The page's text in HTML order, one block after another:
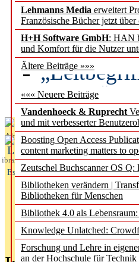
Lehmanns Media erweitert
Französische Bücher jetzt
H+H Software GmbH: HAN
und Komfort für die Nutzer
Ältere Beiträge »»»
««« Neuere Beiträge
Vandenhoeck & Ruprecht
und mit verbesserter
Boosting Open Access
content marketing matters to
Zeutschel Buchscanner OS
Bibliotheken verändern |
Bibliotheken für Menschen
Bibliothek 4.0 als
Knowledge Unlatched:
Forschung und Lehre in
an der Hochschule für
Künstliche
besser zu
des BIÖG
Aktuelles aus
L
ibrary
Essentials